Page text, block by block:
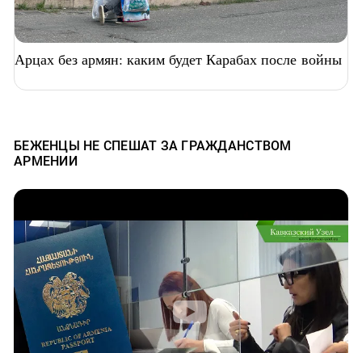
Арцах без армян: каким будет Карабах после войны
БЕЖЕНЦЫ НЕ СПЕШАТ ЗА ГРАЖДАНСТВОМ
АРМЕНИИ